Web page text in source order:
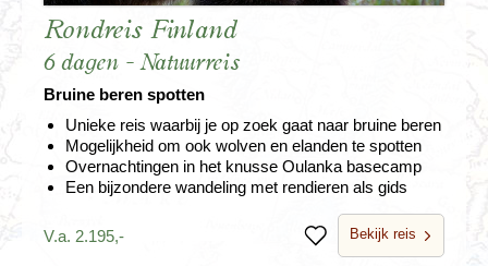
Rondreis Finland
6 dagen - Natuurreis
Bruine beren spotten
Unieke reis waarbij je op zoek gaat naar bruine beren
Mogelijkheid om ook wolven en elanden te spotten
Overnachtingen in het knusse Oulanka basecamp
Een bijzondere wandeling met rendieren als gids
V.a. 2.195,- BewarenBekijk reis